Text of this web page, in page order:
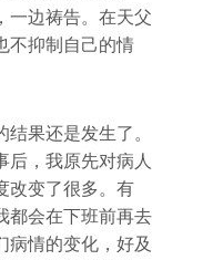
一边祷告。在天父
不抑制自己的情
果还是发生了。
后，我原先对病人
改变了很多。有
都会在下班前再去
病情的变化，好及